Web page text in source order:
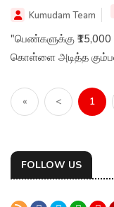
Kumudam Team
"பெண்களுக்கு
« < 1
FOLLOW US